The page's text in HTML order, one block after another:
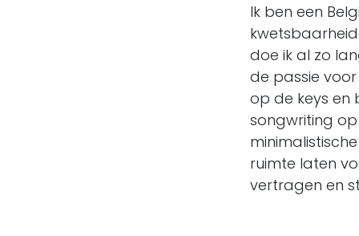
Ik ben een
doe ik al zo
de passie
op de keys en
songwriting
ruimte laten
vertragen en